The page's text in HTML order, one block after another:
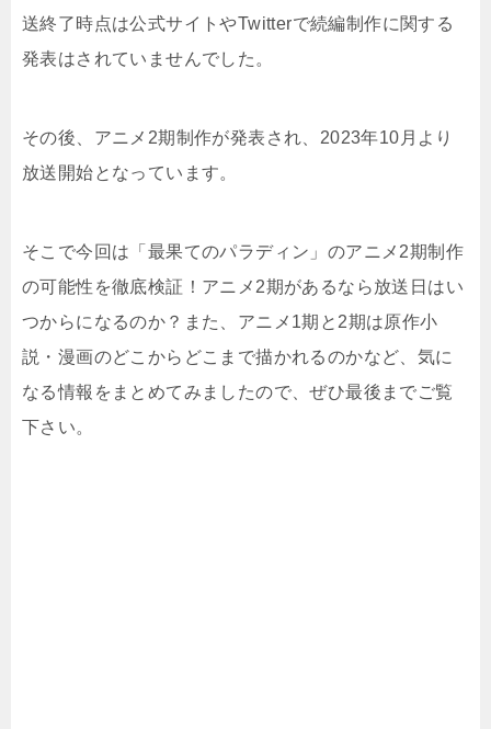
送終了時点は公式サイトやTwitterで続編制作に関する
発表はされていませんでした。
その後、アニメ2期制作が発表され、2023年10月より
放送開始となっています。
そこで今回は「最果てのパラディン」のアニメ2期制作
の可能性を徹底検証！アニメ2期があるなら放送日はい
つからになるのか？また、アニメ1期と2期は原作小
説・漫画のどこからどこまで描かれるのかなど、気に
なる情報をまとめてみましたので、ぜひ最後までご覧
下さい。